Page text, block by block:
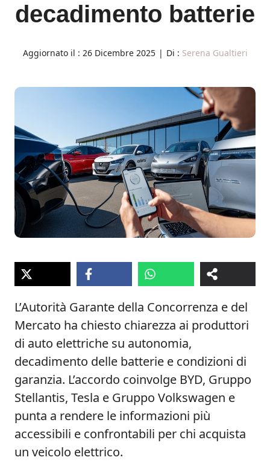
decadimento batterie
Aggiornato il : 26 Dicembre 2025 | Di : Serena Gualtieri
L’Autorità Garante della Concorrenza e del
Mercato ha chiesto chiarezza ai produttori
di auto elettriche su autonomia,
decadimento delle batterie e condizioni di
garanzia. L’accordo coinvolge BYD, Gruppo
Stellantis, Tesla e Gruppo Volkswagen e
punta a rendere le informazioni più
accessibili e confrontabili per chi acquista
un veicolo elettrico.